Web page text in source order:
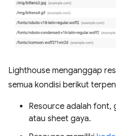
Lighthouse menganggap
semua kondisi berikut
Resource adalah font,
atau sheet gaya.